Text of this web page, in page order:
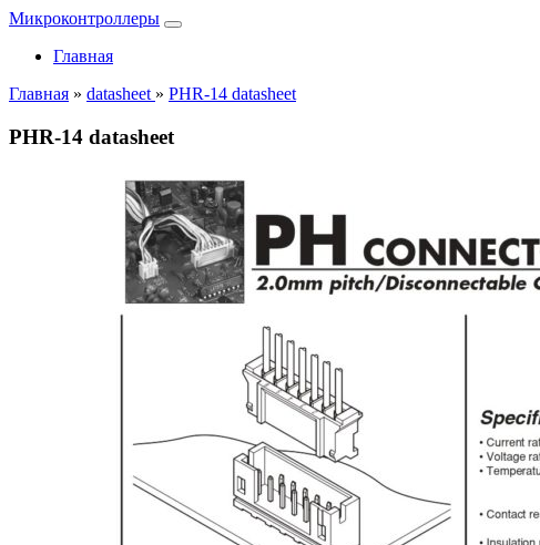
Микроконтроллеры
Главная
Главная » datasheet » PHR-14 datasheet
PHR-14 datasheet